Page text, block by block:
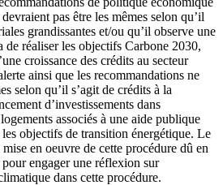
pas être les mêmes selon qu’il
grandissantes et/ou qu’il observe une
réaliser les objectifs Carbone 2030,
croissance des crédits au secteur
ainsi que les recommandations ne
selon qu’il s’agit de crédits à la
d’investissements dans
associés à une aide publique
objectifs de transition énergétique. Le
en oeuvre de cette procédure dû en
engager une réflexion sur
dans cette procédure.